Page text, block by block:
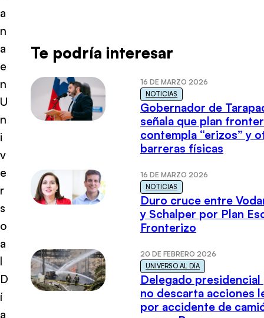
a
n
a
e
n
U
n
i
v
e
r
s
o
a
l
D
í
a
Te podría interesar
16 DE MARZO 2026
NOTICIAS
Gobernador de
señala que plan
contempla “erizos” y
barreras físicas
16 DE MARZO 2026
NOTICIAS
Duro cruce entre
y Schalper por Plan
Fronterizo
20 DE FEBRERO 2026
UNIVERSO AL DÍA
Delegado presidencial
no descarta acciones
por accidente de